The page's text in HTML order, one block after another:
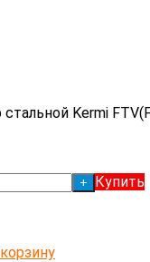
Kermi
+
Купить